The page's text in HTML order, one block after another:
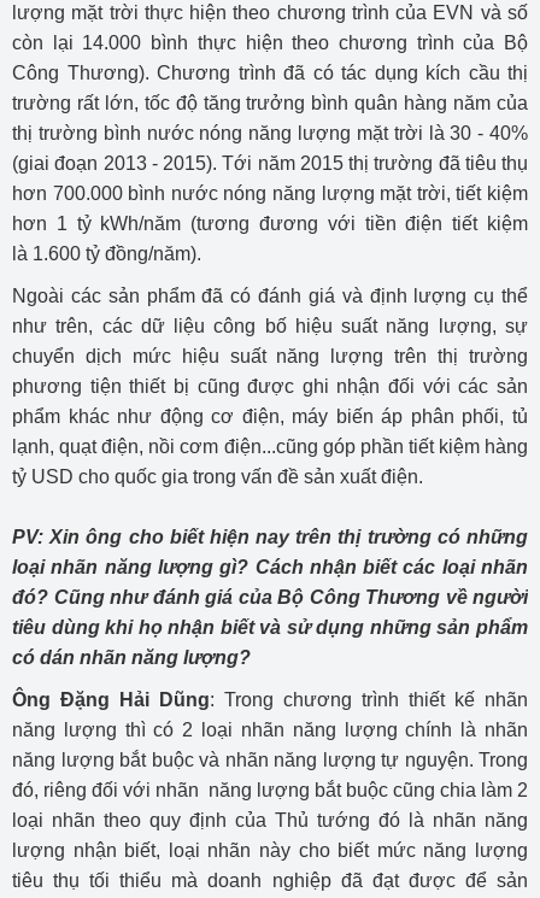
lượng mặt trời thực hiện theo chương trình của EVN và số
còn lại 14.000 bình thực hiện theo chương trình của Bộ
Công Thương). Chương trình đã có tác dụng kích cầu thị
trường rất lớn, tốc độ tăng trưởng bình quân hàng năm của
thị trường bình nước nóng năng lượng mặt trời là 30 - 40%
(giai đoạn 2013 - 2015). Tới năm 2015 thị trường đã tiêu thụ
hơn 700.000 bình nước nóng năng lượng mặt trời, tiết kiệm
hơn 1 tỷ kWh/năm (tương đương với tiền điện tiết kiệm
là 1.600 tỷ đồng/năm).
Ngoài các sản phẩm đã có đánh giá và định lượng cụ thể
như trên, các dữ liệu công bố hiệu suất năng lượng, sự
chuyển dịch mức hiệu suất năng lượng trên thị trường
phương tiện thiết bị cũng được ghi nhận đối với các sản
phẩm khác như động cơ điện, máy biến áp phân phối, tủ
lạnh, quạt điện, nồi cơm điện...cũng góp phần tiết kiệm hàng
tỷ USD cho quốc gia trong vấn đề sản xuất điện.
PV: Xin ông cho biết hiện nay trên thị trường có những
loại nhãn năng lượng gì? Cách nhận biết các loại nhãn
đó? Cũng như đánh giá của Bộ Công Thương về người
tiêu dùng khi họ nhận biết và sử dụng những sản phẩm
có dán nhãn năng lượng?
Ông Đặng Hải Dũng: Trong chương trình thiết kế nhãn
năng lượng thì có 2 loại nhãn năng lượng chính là nhãn
năng lượng bắt buộc và nhãn năng lượng tự nguyện. Trong
đó, riêng đối với nhãn năng lượng bắt buộc cũng chia làm 2
loại nhãn theo quy định của Thủ tướng đó là nhãn năng
lượng nhận biết, loại nhãn này cho biết mức năng lượng
tiêu thụ tối thiểu mà doanh nghiệp đã đạt được để sản